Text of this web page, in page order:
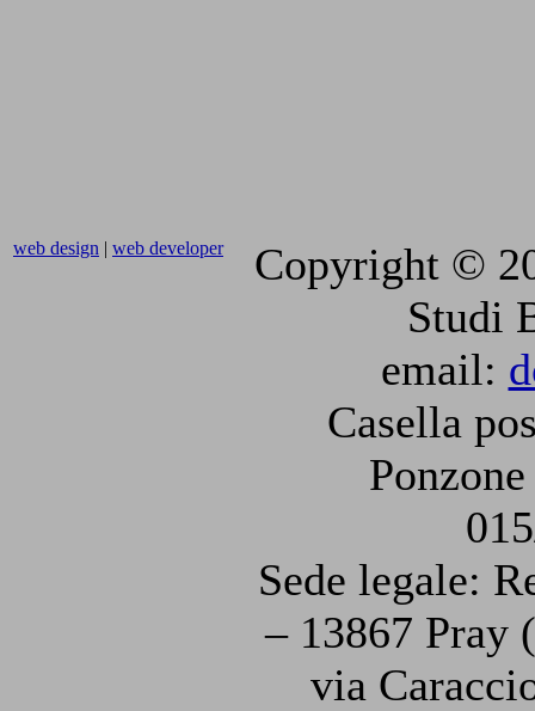
web design | web developer
Copyright ©
Studi
email:
Casella
Sede legale:
– 13867 Pray
via